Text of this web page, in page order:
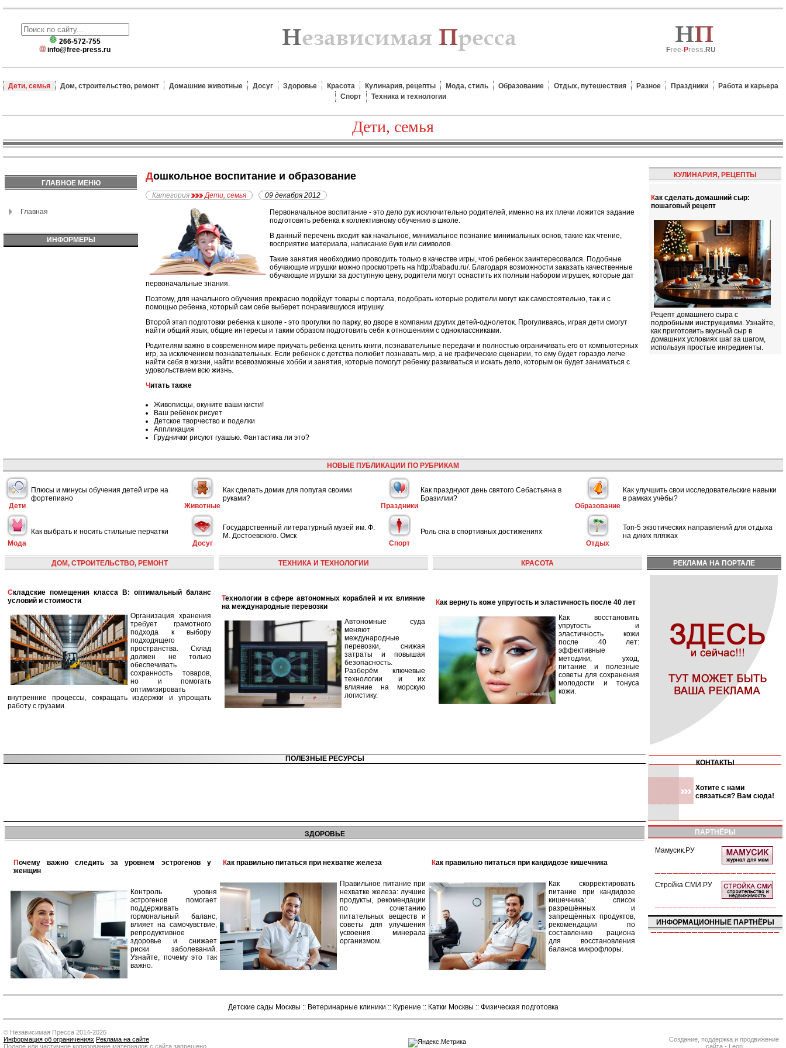
266-572-755
info@free-press.ru
Free-Press.RU
Дети, семья Дом, строительство, ремонт Домашние животные Досуг Здоровье Красота Кулинария, рецепты Мода, стиль Образование Отдых, путешествия Разное Праздники
Работа и карьера
Спорт
Техника и технологии
Дети, семья
ГЛАВНОЕ МЕНЮ
Главная
ИНФОРМЕРЫ
Дошкольное воспитание и образование
Категория Дети, семья 09 декабря 2012
Первоначальное воспитание - это дело рук исключительно родителей, именно на их плечи ложится задание
подготовить ребенка к коллективному обучению в школе.
В данный перечень входит как начальное, минимальное познание минимальных основ, такие как чтение,
восприятие материала, написание букв или символов.
Такие занятия необходимо проводить только в качестве игры, чтоб ребенок заинтересовался. Подобные
обучающие игрушки можно просмотреть на http://babadu.ru/. Благодаря возможности заказать качественные
обучающие игрушки за доступную цену, родители могут оснастить их полным набором игрушек, которые дат
первоначальные знания.
Поэтому, для начального обучения прекрасно подойдут товары с портала, подобрать которые родители могут как самостоятельно, так и с
помощью ребенка, который сам себе выберет понравившуюся игрушку.
Второй этап подготовки ребенка к школе - это прогулки по парку, во дворе в компании других детей-однолеток. Прогуливаясь, играя дети смогут
найти общий язык, общие интересы и таким образом подготовить себя к отношениям с одноклассниками.
Родителям важно в современном мире приучать ребенка ценить книги, познавательные передачи и полностью ограничивать его от компьютерных
игр, за исключением познавательных. Если ребенок с детства полюбит познавать мир, а не графические сценарии, то ему будет гораздо легче
найти себя в жизни, найти всевозможные хобби и занятия, которые помогут ребенку развиваться и искать дело, которым он будет заниматься с
удовольствием всю жизнь.
Читать также
Живописцы, окуните ваши кисти!
Ваш ребёнок рисует
Детское творчество и поделки
Аппликация
Груднички рисуют гуашью. Фантастика ли это?
КУЛИНАРИЯ, РЕЦЕПТЫ
Как сделать домашний сыр:
пошаговый рецепт
Рецепт домашнего сыра с
подробными инструкциями. Узнайте,
как приготовить вкусный сыр в
домашних условиях шаг за шагом,
используя простые ингредиенты.
НОВЫЕ ПУБЛИКАЦИИ ПО РУБРИКАМ
Дети
Плюсы и минусы обучения детей игре на
фортепиано
Животные
Как сделать домик для попугая своими
руками?
Праздники
Как празднуют день святого Себастьяна в
Бразилии?
Образование
Как улучшить свои исследовательские навыки
в рамках учёбы?
Мода
Как выбрать и носить стильные перчатки
Досуг
Государственный литературный музей им. Ф.
М. Достоевского. Омск
Спорт
Роль сна в спортивных достижениях
Отдых
Топ-5 экзотических направлений для отдыха
на диких пляжах
ДОМ, СТРОИТЕЛЬСТВО, РЕМОНТ
Складские помещения класса B: оптимальный баланс
условий и стоимости
Организация хранения
требует грамотного
подхода к выбору
подходящего
пространства. Склад
должен не только
обеспечивать
сохранность товаров,
но и помогать
оптимизировать
внутренние процессы, сокращать издержки и упрощать
работу с грузами.
ТЕХНИКА И ТЕХНОЛОГИИ
Технологии в сфере автономных кораблей и их влияние
на международные перевозки
Автономные суда
меняют
международные
перевозки, снижая
затраты и повышая
безопасность.
Разберём ключевые
технологии и их
влияние на морскую
логистику.
КРАСОТА
Как вернуть коже упругость и эластичность после 40 лет
Как восстановить
упругость и
эластичность кожи
после 40 лет:
эффективные
методики, уход,
питание и полезные
советы для сохранения
молодости и тонуса
кожи.
РЕКЛАМА НА ПОРТАЛЕ
ПОЛЕЗНЫЕ РЕСУРСЫ КОНТАКТЫ
Хотите с нами
связаться? Вам сюда!
ЗДОРОВЬЕ
Почему важно следить за уровнем эстрогенов у
женщин
Контроль уровня
эстрогенов помогает
поддерживать
гормональный баланс,
влияет на самочувствие,
репродуктивное
здоровье и снижает
риски заболеваний.
Узнайте, почему это так
важно.
Как правильно питаться при нехватке железа
Правильное питание при
нехватке железа: лучшие
продукты, рекомендации
по сочетанию
питательных веществ и
советы для улучшения
усвоения минерала
организмом.
Как правильно питаться при кандидозе кишечника
Как скорректировать
питание при кандидозе
кишечника: список
разрешённых и
запрещённых продуктов,
рекомендации по
составлению рациона
для восстановления
баланса микрофлоры.
ПАРТНЁРЫ
Мамусик.РУ
Стройка СМИ.РУ
ИНФОРМАЦИОННЫЕ ПАРТНЁРЫ
Детские сады Москвы :: Ветеринарные клиники :: Курение :: Катки Москвы :: Физическая подготовка
© Независимая Пресса 2014-2026
Информация об ограничениях Реклама на сайте
Полное или частичное копирование материалов с сайта запрещено
Создание, поддержка и продвижение
сайта - Leon